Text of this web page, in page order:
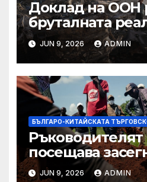
Доклад на ООН
бруталната
палестинците в
Западния бряг
JUN 9, 2026 ADMIN
БЪЛГАРО-КИТАЙСКАТА
посещава
Ебола Уганда,
JUN 9, 2026 ADMIN